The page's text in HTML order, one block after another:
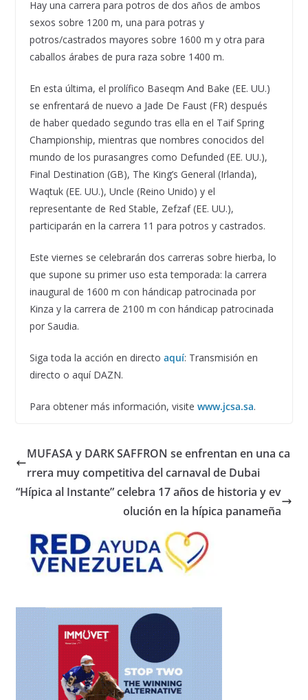
Hay una carrera para potros de dos años de ambos
sexos sobre 1200 m, una para potras y
potros/castrados mayores sobre 1600 m y otra para
caballos árabes de pura raza sobre 1400 m.
En esta última, el prolífico Baseqm And Bake (EE. UU.)
se enfrentará de nuevo a Jade De Faust (FR) después
de haber quedado segundo tras ella en el Taif Spring
Championship, mientras que nombres conocidos del
mundo de los purasangres como Defunded (EE. UU.),
Final Destination (GB), The King’s General (Irlanda),
Waqtuk (EE. UU.), Uncle (Reino Unido) y el
representante de Red Stable, Zefzaf (EE. UU.),
participarán en la carrera 11 para potros y castrados.
Este viernes se celebrarán dos carreras sobre hierba, lo
que supone su primer uso esta temporada: la carrera
inaugural de 1600 m con hándicap patrocinada por
Kinza y la carrera de 2100 m con hándicap patrocinada
por Saudia.
Siga toda la acción en directo aquí: Transmisión en
directo o aquí DAZN.
Para obtener más información, visite www.jcsa.sa.
MUFASA y DARK SAFFRON se enfrentan en una ca
rrera muy competitiva del carnaval de Dubai
“Hípica al Instante” celebra 17 años de historia y ev
olución en la hípica panameña